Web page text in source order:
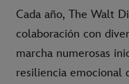
Cada año, The Walt
colaboración con
marcha numerosas
resiliencia emocional